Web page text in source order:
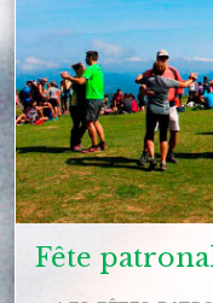
Fête